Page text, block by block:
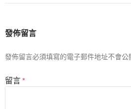
發佈留言
發佈留言必須填寫的電子郵件地址不會公
留言 *